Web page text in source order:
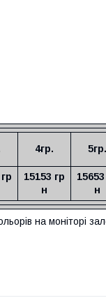
4гр. 5гр.
гр
15153 гр
н
15653
н
на моніторі